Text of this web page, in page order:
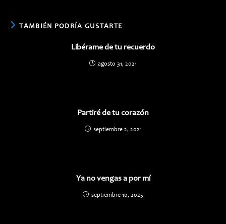
TAMBIÉN PODRÍA GUSTARTE
Libérame de tu recuerdo
agosto 31, 2021
Partiré de tu corazón
septiembre 2, 2021
Ya no vengas a por mí
septiembre 10, 2025